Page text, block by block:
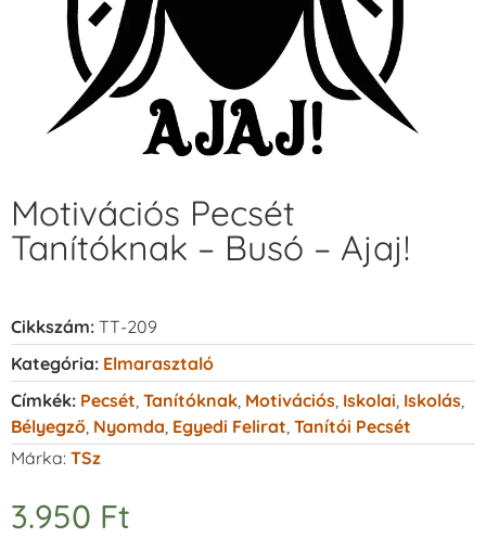
Motivációs Pecsét
Tanítóknak – Busó – Ajaj!
Cikkszám: TT-209
Kategória: Elmarasztaló
Címkék: Pecsét Tanítóknak Motivációs Iskolai Iskolás
Bélyegző Nyomda Egyedi Felirat Tanítói Pecsét
Márka: TSz
3.950 Ft